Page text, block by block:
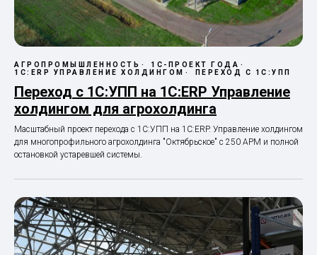
АГРОПРОМЫШЛЕННОСТЬ
1С-ПРОЕКТ ГОДА
1С:ERP УПРАВЛЕНИЕ ХОЛДИНГОМ
ПЕРЕХОД С 1С:УПП
Переход с 1С:УПП на 1С:ERP Управление
холдингом для агрохолдинга
Масштабный проект перехода с 1С:УПП на 1С:ERP. Управление холдингом
для многопрофильного агрохолдинга "Октябрьское" с 250 АРМ и полной
остановкой устаревшей системы.